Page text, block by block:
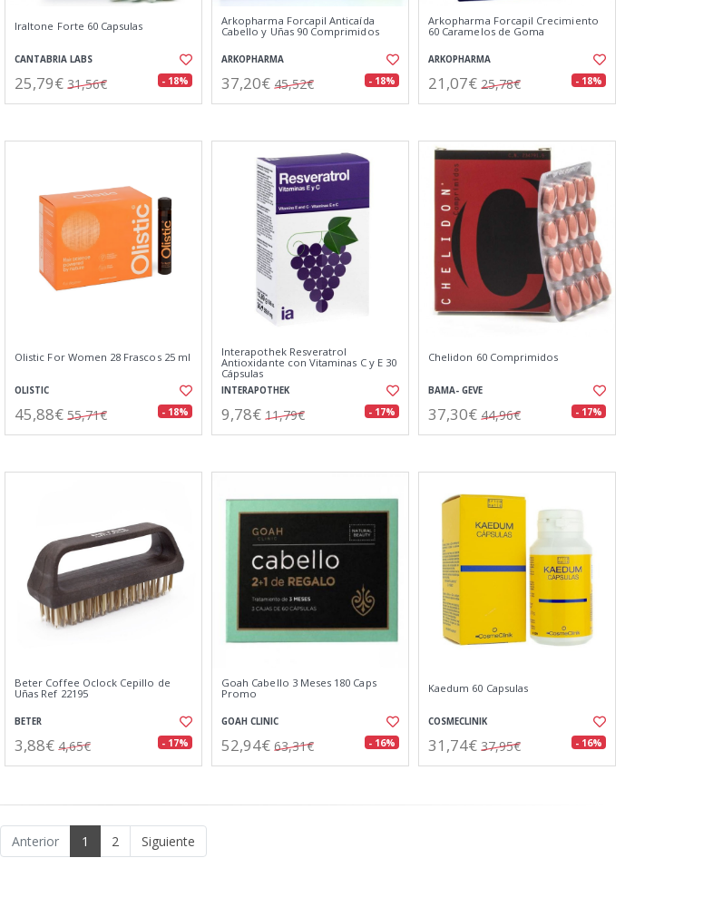
Iraltone Forte 60 Capsulas
CANTABRIA LABS
25,79€ 31,56€ - 18%
Arkopharma Forcapil Anticaída
Cabello y Uñas 90 Comprimidos
ARKOPHARMA
37,20€ 45,52€ - 18%
Arkopharma Forcapil Crecimiento
60 Caramelos de Goma
ARKOPHARMA
21,07€ 25,78€ - 18%
Olistic For Women 28 Frascos 25 ml
OLISTIC
45,88€ 55,71€ - 18%
Interapothek Resveratrol
Antioxidante con Vitaminas C y E 30
Cápsulas
INTERAPOTHEK
9,78€ 11,79€ - 17%
Chelidon 60 Comprimidos
BAMA- GEVE
37,30€ 44,96€ - 17%
Beter Coffee Oclock Cepillo de
Uñas Ref 22195
BETER
3,88€ 4,65€ - 17%
Goah Cabello 3 Meses 180 Caps
Promo
GOAH CLINIC
52,94€ 63,31€ - 16%
Kaedum 60 Capsulas
COSMECLINIK
31,74€ 37,95€ - 16%
Anterior 1 2 Siguiente